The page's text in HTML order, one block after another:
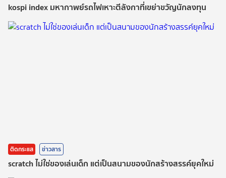
kospi index มหากาพย์รถไฟเหาะตีลังกาที่เขย่าขวัญนักลงทุน
ติดกระแส ข่าวสาร
scratch ไม่ใช่ของเล่นเด็ก แต่เป็นสนามของนักสร้างสรรค์ยุคใหม่